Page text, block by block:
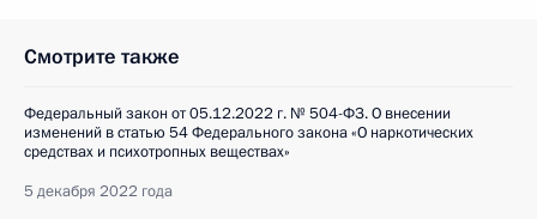
Смотрите также
Федеральный закон от 05.12.2022 г. № 504-ФЗ. О внесении
изменений в статью 54 Федерального закона «О наркотических
средствах и психотропных веществах»
5 декабря 2022 года